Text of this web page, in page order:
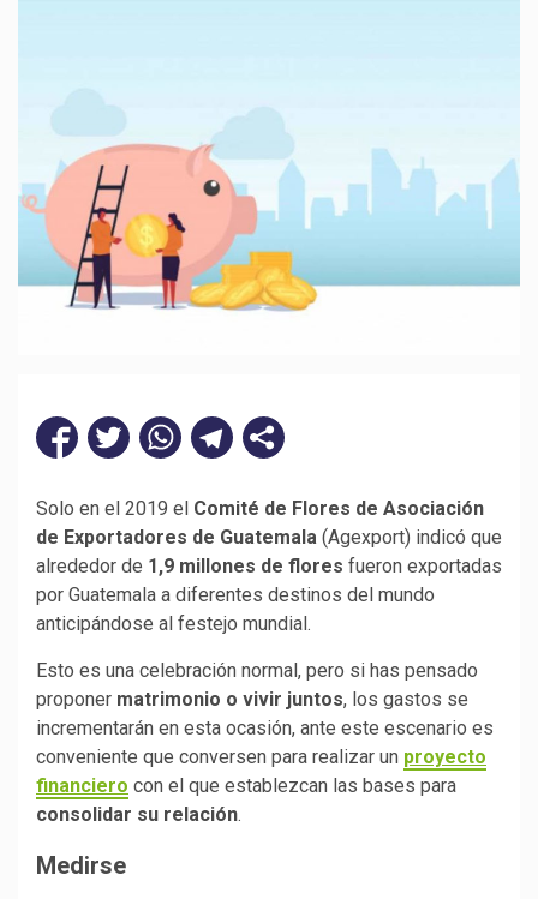
Solo en el 2019 el Comité de Flores de Asociación
de Exportadores de Guatemala (Agexport) indicó que
alrededor de 1,9 millones de flores fueron exportadas
por Guatemala a diferentes destinos del mundo
anticipándose al festejo mundial.
Esto es una celebración normal, pero si has pensado
proponer matrimonio o vivir juntos, los gastos se
incrementarán en esta ocasión, ante este escenario es
conveniente que conversen para realizar un proyecto
financiero con el que establezcan las bases para
consolidar su relación.
Medirse